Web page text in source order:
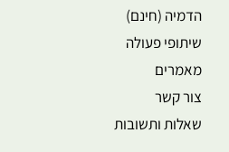
הדמיה (חינם)
שיתופי פעולה
מאמרים
צור קשר
שאלות ותשובות